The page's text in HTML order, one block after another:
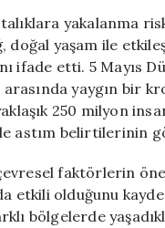
yakalanma
doğal yaşam ile
ifade etti. 5 Mayıs
yaygın bir
250 milyon
astım belirtilerinin
faktörlerin
olduğunu
bölgelerde